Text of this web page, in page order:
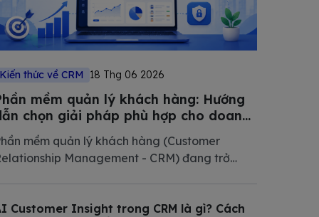
Kiến thức về CRM 18 Thg 06 2026
mềm quản lý khách hàng: Hướng
chọn giải pháp phù hợp cho doanh
Việt Nam 2026
mềm quản lý khách hàng (Customer
Management - CRM) đang trở
bài viết này, Bizfly tổng hợp và phân tích
Customer Insight trong CRM là gì? Cách